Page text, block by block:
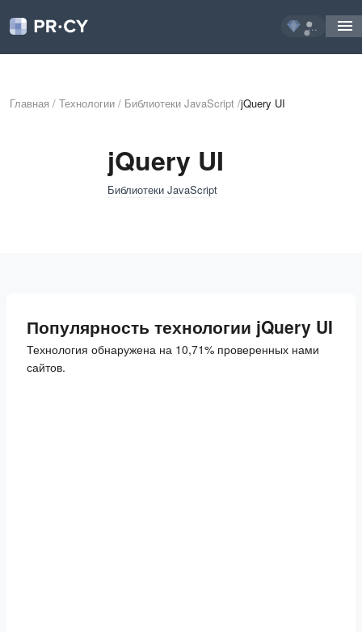
...
Главная / Технологии / Библиотеки JavaScript /jQuery UI
jQuery UI
Библиотеки JavaScript
Популярность технологии jQuery UI
Технология обнаружена на 10,71% проверенных нами
сайтов.